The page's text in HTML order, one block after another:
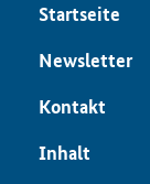
Start­sei­te
News­let­ter
Kon­takt
In­halt